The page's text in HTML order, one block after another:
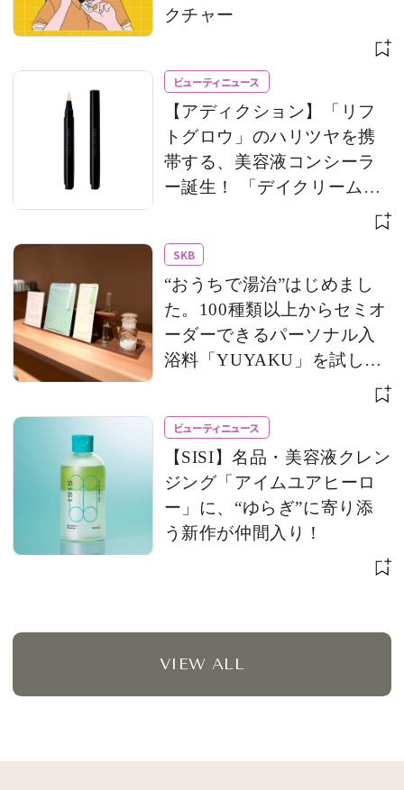
クチャー
ビューティニュース
【アディクション】「リフ
トグロウ」のハリツヤを携
帯する、美容液コンシーラ
ー誕生！ 「デイクリーム」
のモバイルサイズもライン
SKB
“おうちで湯治”はじめまし
た。100種類以上からセミオ
ーダーできるパーソナル入
浴料「YUYAKU」を試して
ビューティニュース
【SISI】名品・美容液クレン
ジング「アイムユアヒーロ
ー」に、“ゆらぎ”に寄り添
う新作が仲間入り！
VIEW ALL